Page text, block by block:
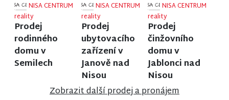
NISA CENTRUM
reality
Prodej
rodinného
domu v
Semilech
NISA CENTRUM
reality
Prodej
ubytovacího
zařízení v
Janově nad
Nisou
NISA CENTRUM
reality
Prodej
činžovního
domu v
Jablonci nad
Nisou
Zobrazit další prodej a pronájem